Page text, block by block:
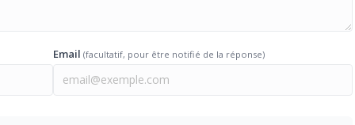
Email(facultatif, pour être notifié de la réponse)